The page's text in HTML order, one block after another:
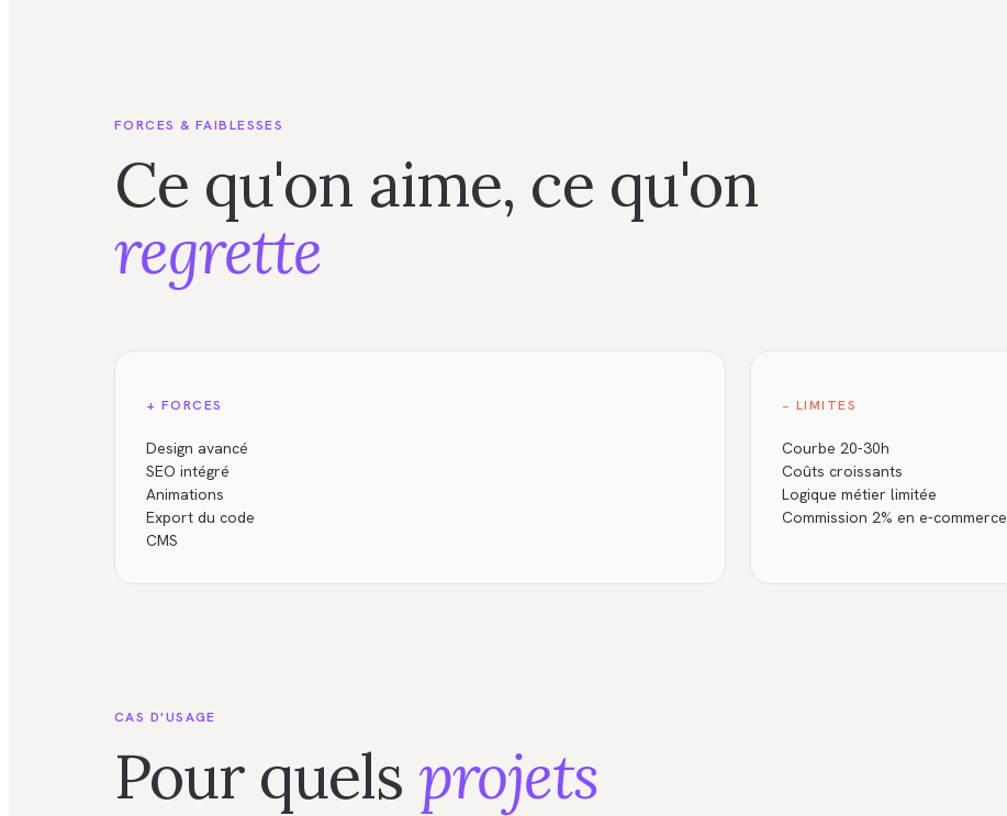
FORCES & FAIBLESSES
Ce qu'on aime, ce qu'on
regrette
+ FORCES
Design avancé
SEO intégré
Animations
Export du code
CMS
− LIMITES
Courbe 20-30h
Coûts croissants
Logique métier limitée
Commission 2% en e-commerce
CAS D'USAGE
Pour quels projets